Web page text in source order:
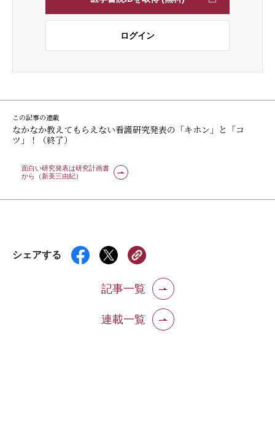
ログイン
この記事の連載
なかなか教えてもらえない看護研究発表の「キホン」と「コ
ツ」！（終了）
面白い研究発表は研究計画書
から（新美三由紀）
シェアする
記事一覧
連載一覧